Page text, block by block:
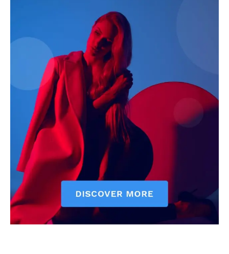
AIN NEWS 1
Contact Us
Privacy Policy
Terms of Use Agreement
Facebook
X WhatsApp
Share